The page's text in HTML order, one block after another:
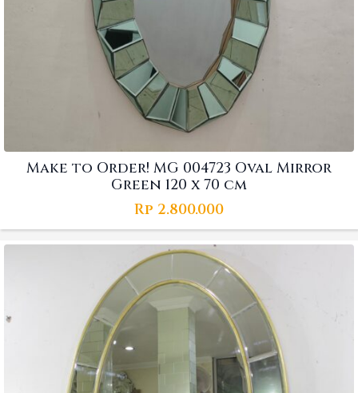
Make to Order! MG 004723 Oval Mirror
Green 120 x 70 cm
Rp 2.800.000